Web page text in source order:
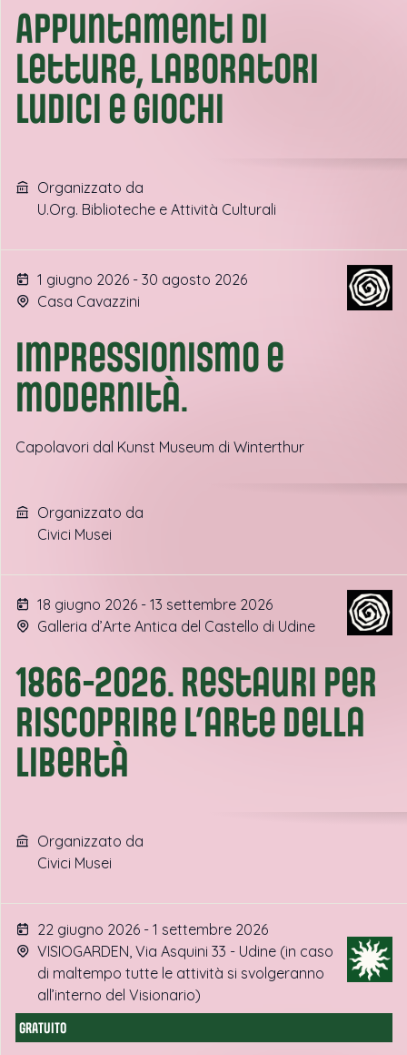
Appuntamenti di
letture, laboratori
ludici e giochi
Organizzato da
U.Org. Biblioteche e Attività Culturali
1 giugno 2026 - 30 agosto 2026
Casa Cavazzini
Impressionismo e
modernità.
Capolavori dal Kunst Museum di Winterthur
Organizzato da
Civici Musei
18 giugno 2026 - 13 settembre 2026
Galleria d’Arte Antica del Castello di Udine
1866-2026. Restauri per
riscoprire l’arte della
libertà
Organizzato da
Civici Musei
22 giugno 2026 - 1 settembre 2026
VISIOGARDEN, Via Asquini 33 - Udine (in caso
di maltempo tutte le attività si svolgeranno
all’interno del Visionario)
GRATUITO